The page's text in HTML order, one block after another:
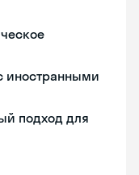
иностранными
подход для